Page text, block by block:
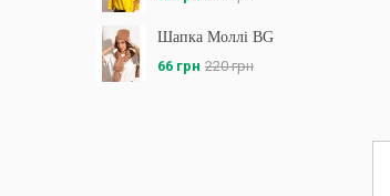
Шапка Моллі BG
66 грн 220 грн